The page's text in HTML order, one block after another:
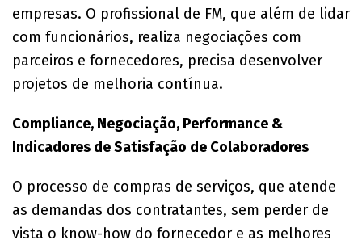
empresas. O profissional de FM, que além de lidar
com funcionários, realiza negociações com
parceiros e fornecedores, precisa desenvolver
projetos de melhoria contínua.
Compliance, Negociação, Performance &
Indicadores de Satisfação de Colaboradores
O processo de compras de serviços, que atende
as demandas dos contratantes, sem perder de
vista o know-how do fornecedor e as melhores